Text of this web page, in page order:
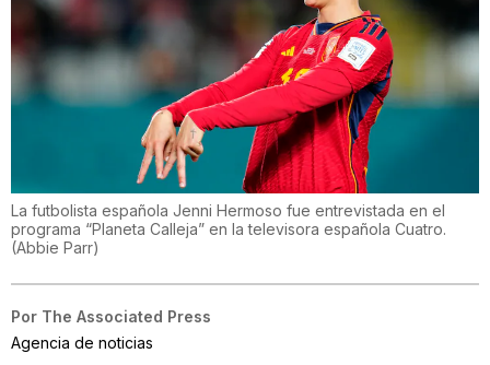
La futbolista española Jenni Hermoso fue entrevistada en el
programa “Planeta Calleja” en la televisora española Cuatro.
(Abbie Parr)
Por The Associated Press
Agencia de noticias